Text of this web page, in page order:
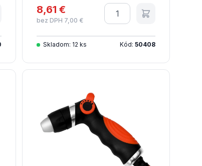
8,61 €
bez DPH 7,00 €
Množstvo
Skladom: 12 ks Kód: 50408